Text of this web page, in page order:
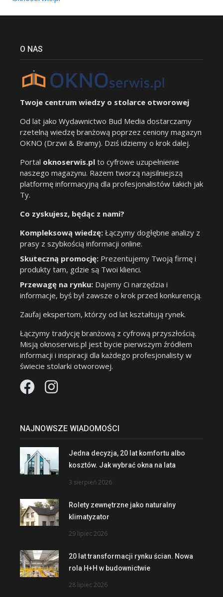
O NAS
Twoje centrum wiedzy o stolarce otworowej
Od lat jako Wydawnictwo Bud Media dostarczamy
rzetelną wiedzę branżową poprzez ceniony magazyn
OKNO (Drzwi & Bramy). Dziś idziemy o krok dalej.
Portal oknoserwis.pl to cyfrowe uzupełnienie
naszego magazynu. Razem tworzą najsilniejszą
platformę informacyjną dla profesjonalistów takich jak
Ty.
Co zyskujesz, będąc z nami?
Kompleksową wiedzę: Łączymy dogłębne analizy z
prasy z szybkością informacji online.
Skuteczną promocję: Prezentujemy Twoją firmę i
produkty tam, gdzie są Twoi klienci.
Przewagę na rynku: Dajemy Ci narzędzia i
informacje, byś był zawsze o krok przed konkurencją.
Zaufaj ekspertom, którzy od lat kształtują rynek.
Łączymy tradycję branżową z cyfrową przyszłością.
Misją oknoserwis.pl jest bycie pierwszym źródłem
informacji i inspiracji dla każdego profesjonalisty w
świecie stolarki otworowej.
NAJNOWSZE WIADOMOŚCI
Jedna decyzja, 20 lat komfortu albo
kosztów. Jak wybrać okna na lata
3 sierpień 2026
Rolety zewnętrzne jako naturalny
klimatyzator
29 lipiec 2026
20 lat transformacji rynku ścian. Nowa
rola H+H w budownictwie
28 lipiec 2026